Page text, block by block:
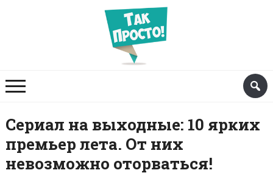
Сериал на выходные: 10 ярких
премьер лета. От них
невозможно оторваться!